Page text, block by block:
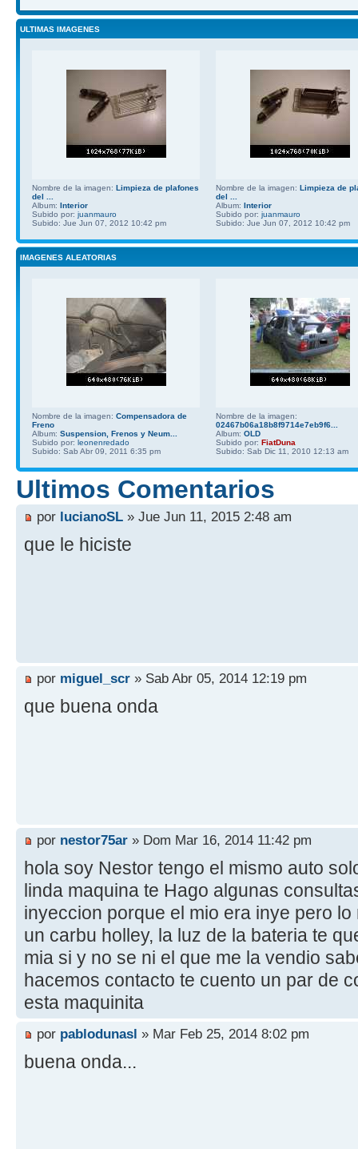
ULTIMAS IMAGENES
Nombre de la imagen: Limpieza de plafones
del ...
Album: Interior
Subido por: juanmauro
Subido: Jue Jun 07, 2012 10:42 pm
Nombre de la imagen: Limpieza de
del ...
Album: Interior
Subido por: juanmauro
Subido: Jue Jun 07, 2012 10:42 pm
IMAGENES ALEATORIAS
Nombre de la imagen: Compensadora de
Freno
Album: Suspension, Frenos y Neum...
Subido por: leonenredado
Subido: Sab Abr 09, 2011 6:35 pm
Nombre de la imagen:
02467b06a18b8f9714e7eb9f6...
Album: OLD
Subido por: FiatDuna
Subido: Sab Dic 11, 2010 12:13 am
Ultimos Comentarios
por lucianoSL » Jue Jun 11, 2015 2:48 am
que le hiciste
por miguel_scr » Sab Abr 05, 2014 12:19 pm
que buena onda
por nestor75ar » Dom Mar 16, 2014 11:42 pm
hola soy Nestor tengo el mismo auto
linda maquina te Hago algunas
inyeccion porque el mio era inye pero
un carbu holley, la luz de la bateria te
mia si y no se ni el que me la vendio
hacemos contacto te cuento un par de
esta maquinita
por pablodunasl » Mar Feb 25, 2014 8:02 pm
buena onda...